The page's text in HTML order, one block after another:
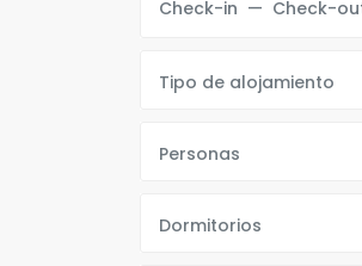
Tipo de alojamiento
Personas
Dormitorios